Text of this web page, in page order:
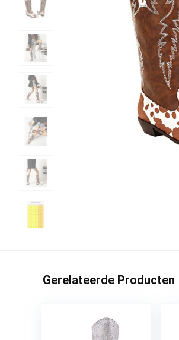
Gerelateerde Producten